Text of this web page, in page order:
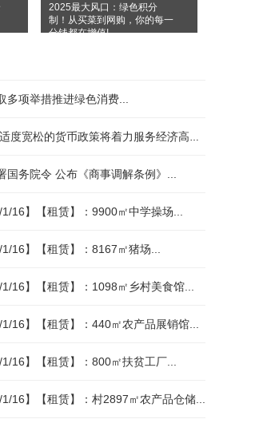
2025最大风口：绿色积分
制！从买菜到网购，你的每一
分钱都在增值!
多项举措推进绿色消费...
宽松的货币政策将着力服务经济高质量发展...
国务院令 公布《商事调解条例》...
1/16】【租赁】：9900㎡中学操场...
1/16】【租赁】：8167㎡猪场...
1/16】【租赁】：1098㎡乡村美食馆...
1/16】【租赁】：440㎡农产品展销馆...
1/16】【租赁】：800㎡扶贫工厂...
1/16】【租赁】：村2897㎡农产品仓储...